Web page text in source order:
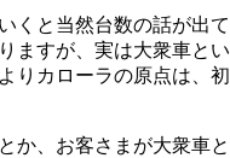
くと当然台数の話が出て
ますが、実は大衆車とい
りカローラの原点は、初
か、お客さまが大衆車と